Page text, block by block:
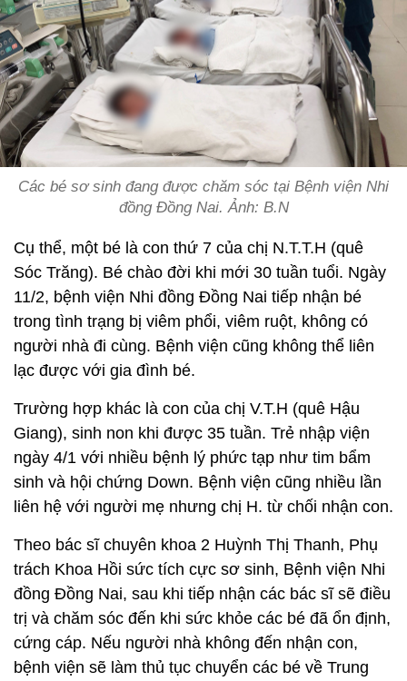
Các bé sơ sinh đang được chăm sóc tại Bệnh viện Nhi
đồng Đồng Nai. Ảnh: B.N
Cụ thể, một bé là con thứ 7 của chị N.T.T.H (quê
Sóc Trăng). Bé chào đời khi mới 30 tuần tuổi. Ngày
11/2, bệnh viện Nhi đồng Đồng Nai tiếp nhận bé
trong tình trạng bị viêm phổi, viêm ruột, không có
người nhà đi cùng. Bệnh viện cũng không thể liên
lạc được với gia đình bé.
Trường hợp khác là con của chị V.T.H (quê Hậu
Giang), sinh non khi được 35 tuần. Trẻ nhập viện
ngày 4/1 với nhiều bệnh lý phức tạp như tim bẩm
sinh và hội chứng Down. Bệnh viện cũng nhiều lần
liên hệ với người mẹ nhưng chị H. từ chối nhận con.
Theo bác sĩ chuyên khoa 2 Huỳnh Thị Thanh, Phụ
trách Khoa Hồi sức tích cực sơ sinh, Bệnh viện Nhi
đồng Đồng Nai, sau khi tiếp nhận các bác sĩ sẽ điều
trị và chăm sóc đến khi sức khỏe các bé đã ổn định,
cứng cáp. Nếu người nhà không đến nhận con,
bệnh viện sẽ làm thủ tục chuyển các bé về Trung